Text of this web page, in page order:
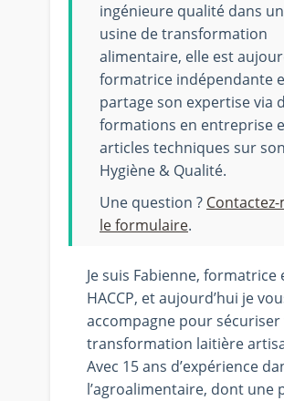
ingénieure qualité dans
usine de transformation
alimentaire, elle est
formatrice indépendante
partage son expertise via
formations en entreprise
articles techniques sur
Hygiène & Qualité.
Une question ?
le formulaire.
Je suis Fabienne, formatrice
HACCP, et aujourd’hui je
accompagne pour
transformation laitière
Avec 15 ans d’expérience
l’agroalimentaire, dont une